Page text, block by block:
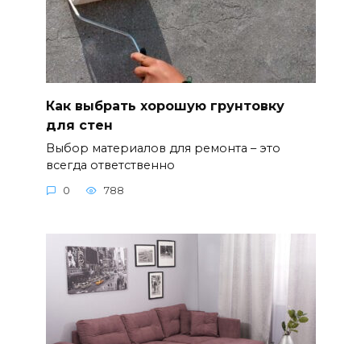
Как выбрать хорошую грунтовку
для стен
Выбор материалов для ремонта – это
всегда ответственно
0 788